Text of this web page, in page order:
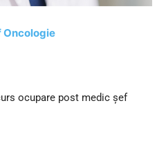
Oncologie
ocupare post medic șef